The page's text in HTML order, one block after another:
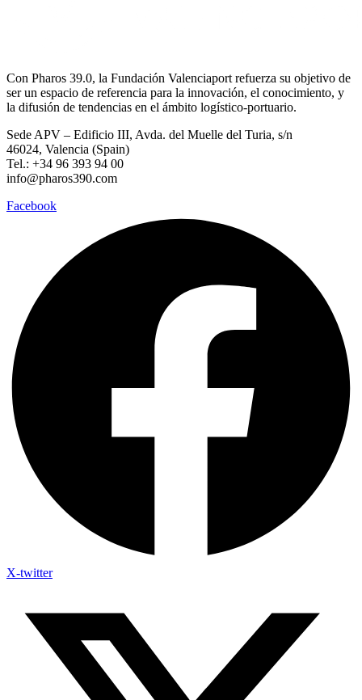
Con Pharos 39.0, la Fundación Valenciaport refuerza su objetivo de
ser un espacio de referencia para la innovación, el conocimiento, y
la difusión de tendencias en el ámbito logístico-portuario.
Sede APV – Edificio III, Avda. del Muelle del Turia, s/n
46024, Valencia (Spain)
Tel.: +34 96 393 94 00
info@pharos390.com
Facebook
X-twitter